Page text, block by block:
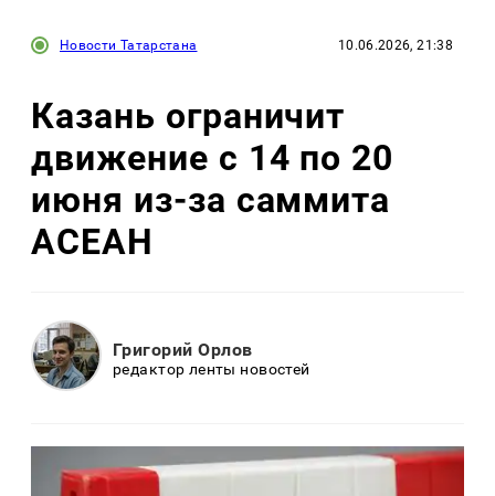
Новости Татарстана 10.06.2026, 21:38
Казань ограничит
движение с 14 по 20
июня из-за саммита
АСЕАН
Григорий Орлов
редактор ленты новостей